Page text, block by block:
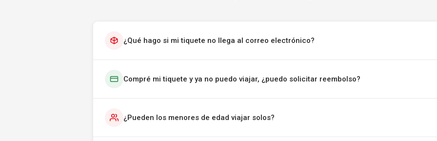
¿Qué hago si mi tiquete no llega al correo electrónico?
Compré mi tiquete y ya no puedo viajar, ¿puedo solicitar reembolso?
¿Pueden los menores de edad viajar solos?